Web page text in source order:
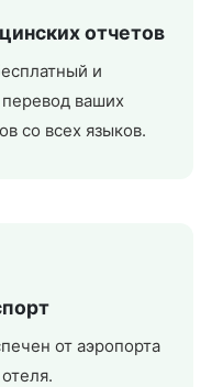
отчетов
и
ваших
со всех языков.
от аэропорта